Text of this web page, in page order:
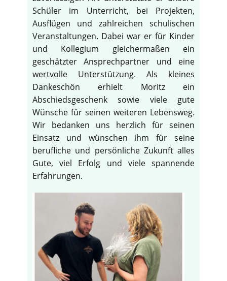
Schüler im Unterricht, bei Projekten,
Ausflügen und zahlreichen schulischen
Veranstaltungen. Dabei war er für Kinder
und Kollegium gleichermaßen ein
geschätzter Ansprechpartner und eine
wertvolle Unterstützung. Als kleines
Dankeschön erhielt Moritz ein
Abschiedsgeschenk sowie viele gute
Wünsche für seinen weiteren Lebensweg.
Wir bedanken uns herzlich für seinen
Einsatz und wünschen ihm für seine
berufliche und persönliche Zukunft alles
Gute, viel Erfolg und viele spannende
Erfahrungen.